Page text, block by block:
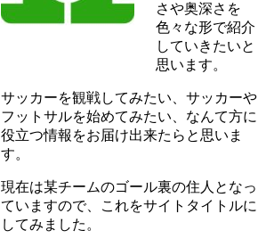
さや奥深さを
色々な形で紹介
していきたいと
思います。
サッカーを観戦してみたい、サッカーや
フットサルを始めてみたい、なんて方に
役立つ情報をお届け出来たらと思いま
す。
現在は某チームのゴール裏の住人となっ
ていますので、これをサイトタイトルに
してみました。